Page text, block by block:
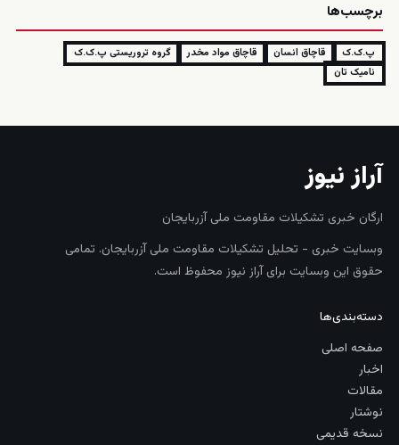
برچسب‌ها
پ.ک.ک قاچاق انسان قاچاق مواد مخدر
گروه تروریستی پ.ک.ک
نامیک تان
آراز نیوز
ارگان خبری تشکیلات مقاومت ملی آزربایجان
وبسایت خبری - تحلیل تشکیلات مقاومت ملی آزربایجان. تمامی
حقوق این وبسایت برای آراز نیوز محفوظ است.
دسته‌بندی‌ها
صفحه اصلی
اخبار
مقالات
نوشتار
نسخه قدیمی